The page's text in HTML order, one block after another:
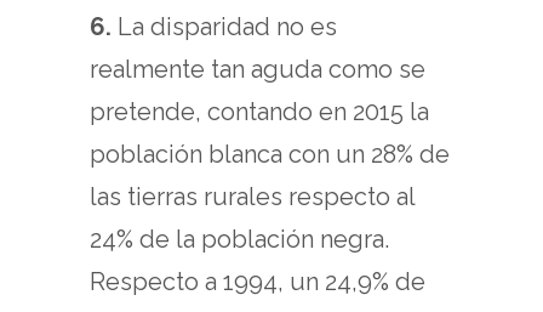
6. La disparidad no es
realmente tan aguda como se
pretende, contando en 2015 la
población blanca con un 28% de
las tierras rurales respecto al
24% de la población negra.
Respecto a 1994, un 24,9% de